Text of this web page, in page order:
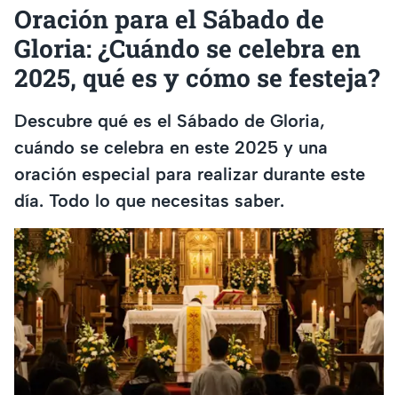
Oración para el Sábado de
Gloria: ¿Cuándo se celebra en
2025, qué es y cómo se festeja?
Descubre qué es el Sábado de Gloria,
cuándo se celebra en este 2025 y una
oración especial para realizar durante este
día. Todo lo que necesitas saber.